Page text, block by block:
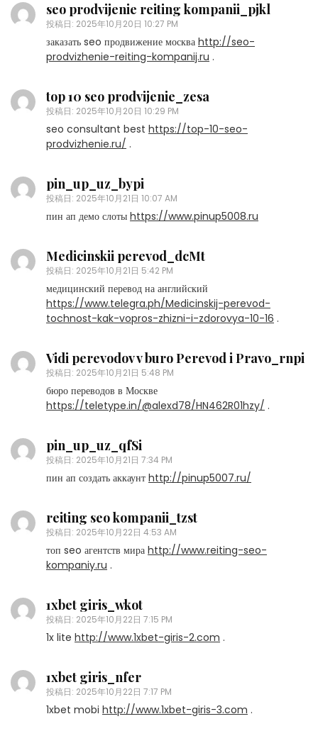
seo prodvijenie reiting kompanii_pjkl
投稿日: 2025年10月20日 10:27 PM
заказать seo продвижение москва http://seo-
prodvizhenie-reiting-kompanij.ru .
top 10 seo prodvijenie_zesa
投稿日: 2025年10月20日 10:29 PM
seo consultant best https://top-10-seo-
prodvizhenie.ru/ .
pin_up_uz_bypi
投稿日: 2025年10月21日 10:07 AM
пин ап демо слоты https://www.pinup5008.ru
Medicinskii perevod_dcMt
投稿日: 2025年10月21日 5:42 PM
медицинский перевод на английский
https://www.telegra.ph/Medicinskij-perevod-
tochnost-kak-vopros-zhizni-i-zdorovya-10-16 .
Vidi perevodov v buro Perevod i Pravo_rnpi
投稿日: 2025年10月21日 5:48 PM
бюро переводов в Москве
https://teletype.in/@alexd78/HN462R01hzy/ .
pin_up_uz_qfSi
投稿日: 2025年10月21日 7:34 PM
пин ап создать аккаунт http://pinup5007.ru/
reiting seo kompanii_tzst
投稿日: 2025年10月22日 4:53 AM
топ seo агентств мира http://www.reiting-seo-
kompaniy.ru .
1xbet giris_wkot
投稿日: 2025年10月22日 7:15 PM
1x lite http://www.1xbet-giris-2.com .
1xbet giris_nfer
投稿日: 2025年10月22日 7:17 PM
1xbet mobi http://www.1xbet-giris-3.com .